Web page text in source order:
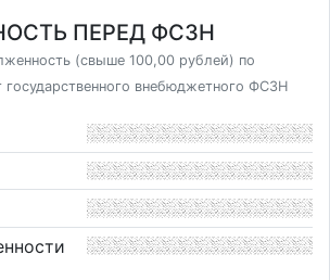
ПЕРЕД ФСЗН
(свыше 100,00 рублей) по
внебюджетного ФСЗН